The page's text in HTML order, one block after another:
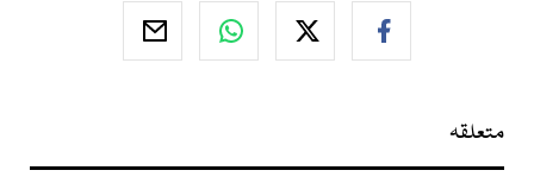
متعلقہ